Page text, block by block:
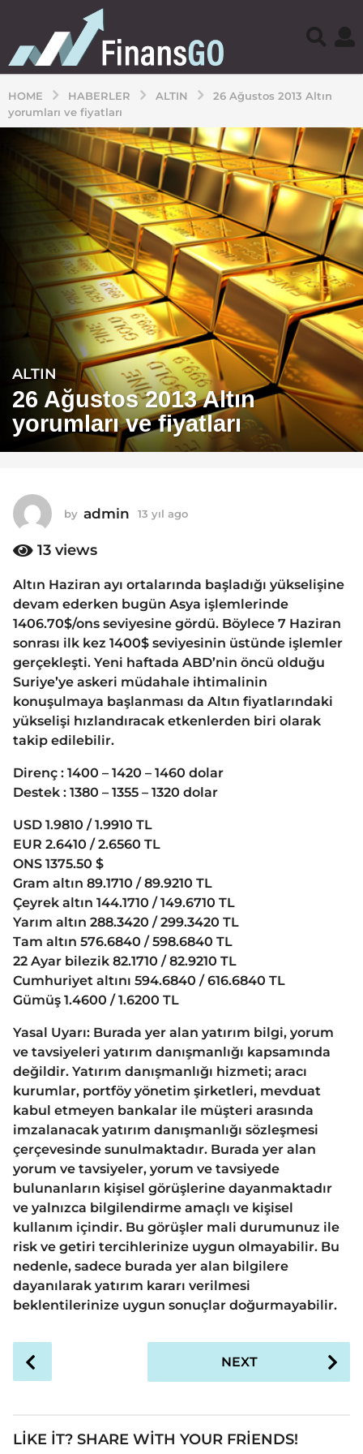
HOME HABERLER ALTIN
26 Ağustos 2013 Altın
yorumları ve fiyatları
1
3
ı
l
o
1
3
ı
l
a
g
o
ALTIN
26 Ağustos 2013 Altın
yorumları ve fiyatları
by admin 13 yıl ago
a
g
o
13 views
Altın Haziran ayı ortalarında başladığı yükselişine
devam ederken bugün Asya işlemlerinde
1406.70$/ons seviyesine gördü. Böylece 7 Haziran
sonrası ilk kez 1400$ seviyesinin üstünde işlemler
gerçekleşti. Yeni haftada ABD’nin öncü olduğu
Suriye’ye askeri müdahale ihtimalinin
konuşulmaya başlanması da Altın fiyatlarındaki
yükselişi hızlandıracak etkenlerden biri olarak
takip edilebilir.
Direnç : 1400 – 1420 – 1460 dolar
Destek : 1380 – 1355 – 1320 dolar
USD 1.9810 / 1.9910 TL
EUR 2.6410 / 2.6560 TL
ONS 1375.50 $
Gram altın 89.1710 / 89.9210 TL
Çeyrek altın 144.1710 / 149.6710 TL
Yarım altın 288.3420 / 299.3420 TL
Tam altın 576.6840 / 598.6840 TL
22 Ayar bilezik 82.1710 / 82.9210 TL
Cumhuriyet altını 594.6840 / 616.6840 TL
Gümüş 1.4600 / 1.6200 TL
Yasal Uyarı: Burada yer alan yatırım bilgi, yorum
ve tavsiyeleri yatırım danışmanlığı kapsamında
değildir. Yatırım danışmanlığı hizmeti; aracı
kurumlar, portföy yönetim şirketleri, mevduat
kabul etmeyen bankalar ile müşteri arasında
imzalanacak yatırım danışmanlığı sözleşmesi
çerçevesinde sunulmaktadır. Burada yer alan
yorum ve tavsiyeler, yorum ve tavsiyede
bulunanların kişisel görüşlerine dayanmaktadır
ve yalnızca bilgilendirme amaçlı ve kişisel
kullanım içindir. Bu görüşler mali durumunuz ile
risk ve getiri tercihlerinize uygun olmayabilir. Bu
nedenle, sadece burada yer alan bilgilere
dayanılarak yatırım kararı verilmesi
beklentilerinize uygun sonuçlar doğurmayabilir.
P
NEXT
LIKE IT? SHARE WITH YOUR FRIENDS!